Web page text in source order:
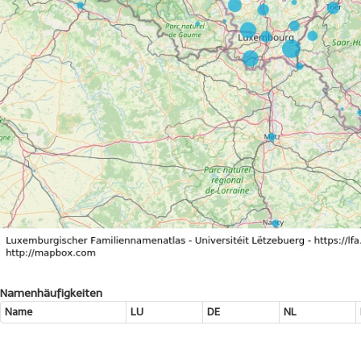
Namenhäufigkeiten
Name LU DE NL